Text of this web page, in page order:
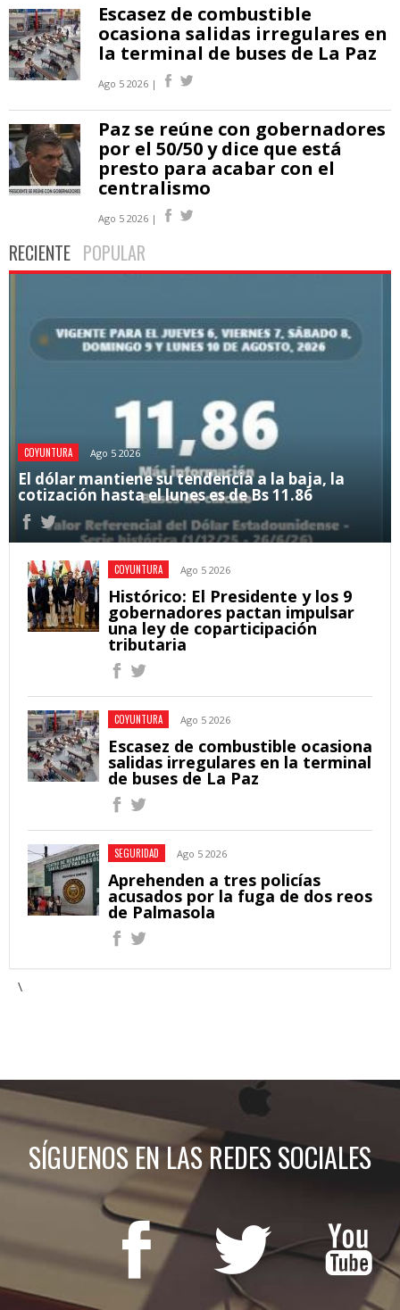
Escasez de combustible
ocasiona salidas irregulares en
la terminal de buses de La Paz
Ago 5 2026 |
Paz se reúne con gobernadores
por el 50/50 y dice que está
presto para acabar con el
centralismo
Ago 5 2026 |
RECIENTE POPULAR
COYUNTURA Ago 5 2026
El dólar mantiene su tendencia a la baja, la
cotización hasta el lunes es de Bs 11.86
COYUNTURA Ago 5 2026
Histórico: El Presidente y los 9
gobernadores pactan impulsar
una ley de coparticipación
tributaria
COYUNTURA Ago 5 2026
Escasez de combustible ocasiona
salidas irregulares en la terminal
de buses de La Paz
SEGURIDAD Ago 5 2026
Aprehenden a tres policías
acusados por la fuga de dos reos
de Palmasola
\
SÍGUENOS EN LAS REDES SOCIALES